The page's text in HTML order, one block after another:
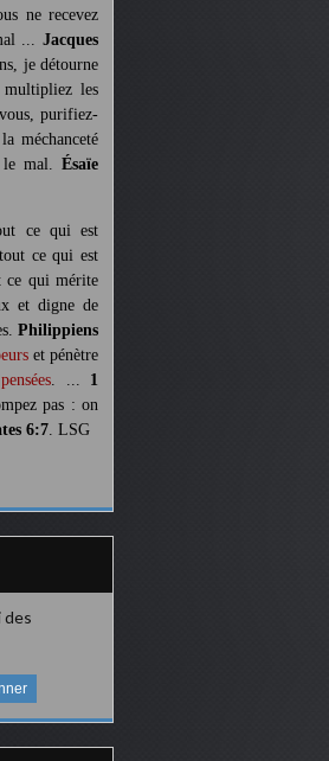
ne recevez
... Jacques
je détourne
multipliez les
purifiez-
méchanceté
le mal. Ésaïe
ce qui est
ce qui est
ce qui mérite
et digne de
Philippiens
et pénètre
. ... 1
pas : on
6:7. LSG
des